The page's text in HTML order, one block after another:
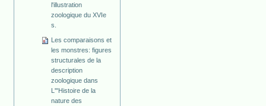
l'illustration
zoologique du XVIe
s.
Les comparaisons et
les monstres: figures
structurales de la
description
zoologique dans
L'"Histoire de la
nature des